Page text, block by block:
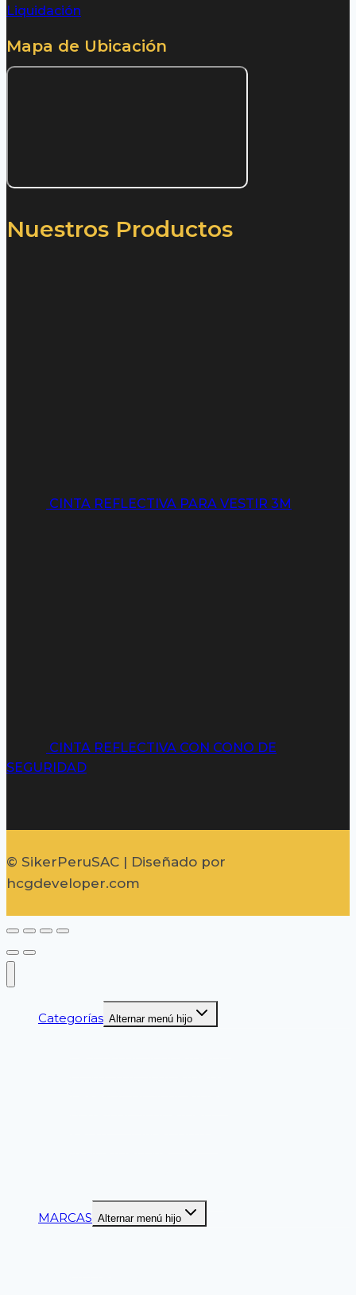
Liquidación
Mapa de Ubicación
Nuestros Productos
CINTA REFLECTIVA PARA VESTIR 3M
CINTA REFLECTIVA CON CONO DE
SEGURIDAD
© SikerPeruSAC | Diseñado por
hcgdeveloper.com
Categorías Alternar menú hijo
MARCAS Alternar menú hijo